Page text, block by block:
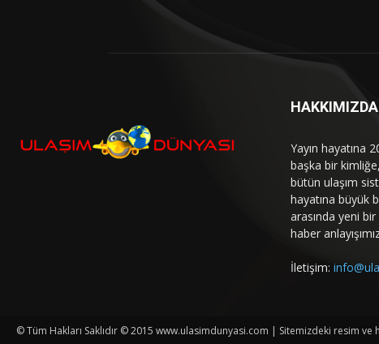
HAKKIMIZDA
Yayın hayatına
başka bir
bütün ulaşım
hayatına büyük
arasında yeni
haber
İletişim:
© Tüm Hakları Saklıdır © 2015 www.ulasimdunyasi.com | Sitemizdeki resim